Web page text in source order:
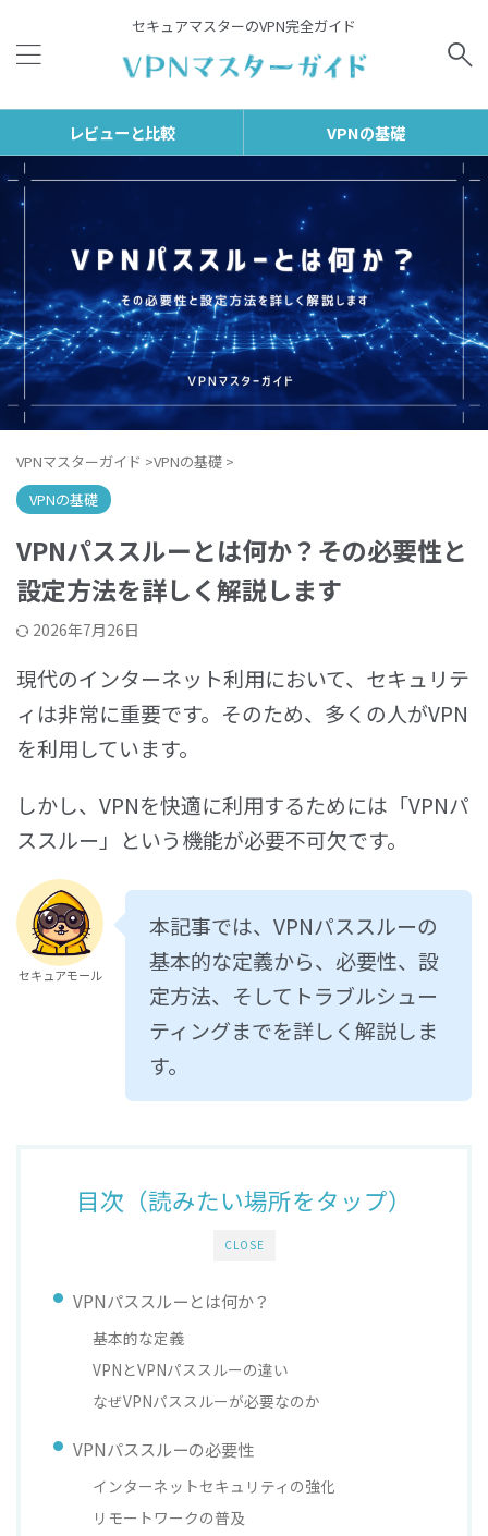
セキュアマスターのVPN完全ガイド
レビューと比較 VPNの基礎
VPNマスターガイド >VPNの基礎 >
VPNの基礎
VPNパススルーとは何か？その必要性と
設定方法を詳しく解説します
2026年7月26日
現代のインターネット利用において、セキュリテ
ィは非常に重要です。そのため、多くの人がVPN
を利用しています。
しかし、VPNを快適に利用するためには「VPNパ
ススルー」という機能が必要不可欠です。
セキュアモール
本記事では、VPNパススルーの
基本的な定義から、必要性、設
定方法、そしてトラブルシュー
ティングまでを詳しく解説しま
す。
CLOSE
目次（読みたい場所をタップ）
VPNパススルーとは何か？
基本的な定義
VPNとVPNパススルーの違い
なぜVPNパススルーが必要なのか
VPNパススルーの必要性
インターネットセキュリティの強化
リモートワークの普及